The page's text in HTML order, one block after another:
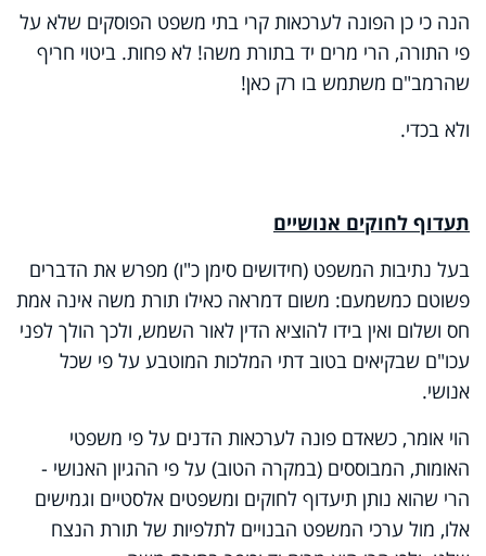
הנה כי כן הפונה לערכאות קרי בתי משפט הפוסקים שלא על
פי התורה, הרי מרים יד בתורת משה! לא פחות. ביטוי חריף
שהרמב"ם משתמש בו רק כאן!
ולא בכדי.
תעדוף לחוקים אנושיים
בעל נתיבות המשפט (חידושים סימן כ"ו) מפרש את הדברים
פשוטם כמשמעם: משום דמראה כאילו תורת משה אינה אמת
חס ושלום ואין בידו להוציא הדין לאור השמש, ולכך הולך לפני
עכו"ם שבקיאים בטוב דתי המלכות המוטבע על פי שכל
אנושי.
הוי אומר, כשאדם פונה לערכאות הדנים על פי משפטי
האומות, המבוססים (במקרה הטוב) על פי ההגיון האנושי -
הרי שהוא נותן תיעדוף לחוקים ומשפטים אלסטיים וגמישים
אלו, מול ערכי המשפט הבנויים לתלפיות של תורת הנצח